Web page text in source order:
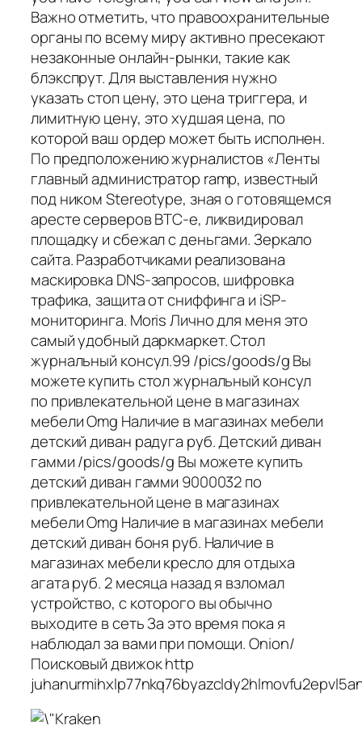
Важно отметить, что правоохранительные
органы по всему миру активно пресекают
незаконные онлайн-рынки, такие как
блэкспрут. Для выставления нужно
указать стоп цену, это цена триггера, и
лимитную цену, это худшая цена, по
которой ваш ордер может быть исполнен.
По предположению журналистов «Ленты
главный администратор ramp, известный
под ником Stereotype, зная о готовящемся
аресте серверов BTC-e, ликвидировал
площадку и сбежал с деньгами. Зеркало
сайта. Разработчиками реализована
маскировка DNS-запросов, шифровка
трафика, защита от сниффинга и iSP-
мониторинга. Moris Лично для меня это
самый удобный даркмаркет. Стол
журнальный консул.99 /pics/goods/g Вы
можете купить стол журнальный консул
по привлекательной цене в магазинах
мебели Omg Наличие в магазинах мебели
детский диван радуга руб. Детский диван
гамми /pics/goods/g Вы можете купить
детский диван гамми 9000032 по
привлекательной цене в магазинах
мебели Omg Наличие в магазинах мебели
детский диван боня руб. Наличие в
магазинах мебели кресло для отдыха
агата руб. 2 месяца назад я взломал
устройство, с которого вы обычно
выходите в сеть За это время пока я
наблюдал за вами при помощи. Onion/
Поисковый движок http